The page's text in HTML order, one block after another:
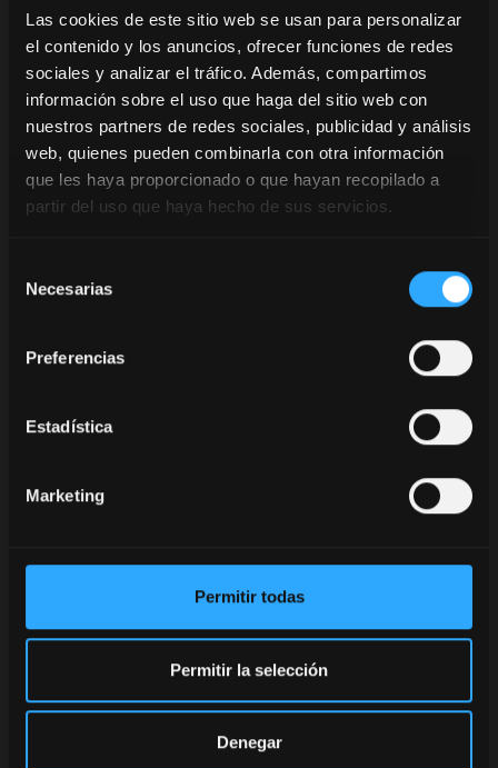
Las cookies de este sitio web se usan para personalizar
el contenido y los anuncios, ofrecer funciones de redes
sociales y analizar el tráfico. Además, compartimos
información sobre el uso que haga del sitio web con
nuestros partners de redes sociales, publicidad y análisis
web, quienes pueden combinarla con otra información
que les haya proporcionado o que hayan recopilado a
partir del uso que haya hecho de sus servicios.
Necesarias
Preferencias
Estadística
Marketing
Permitir todas
Permitir la selección
Denegar
integra la función De-
clutch en el pedal del
freno, lo que permite
parar el tractor sin
utilizar el pedal de
embrague y el inversor.
Gracias al uso conjunto
de los sistemas
proporciona una suavidad
transmisión variable
En toda la gama X7, la
transmisión P6-Drive
puede ser de control
función APS Auto
Powershift selecciona